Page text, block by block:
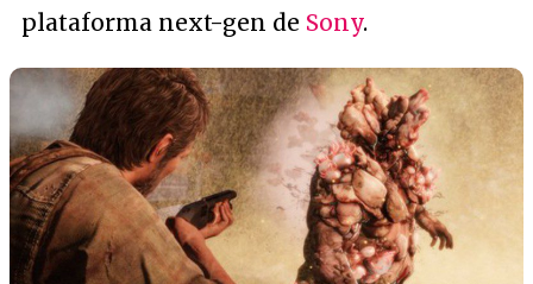
plataforma next-gen de Sony.